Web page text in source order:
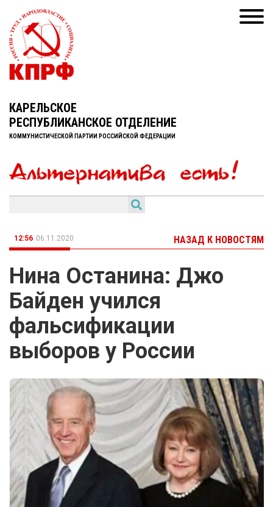
КАРЕЛЬСКОЕ
РЕСПУБЛИКАНСКОЕ ОТДЕЛЕНИЕ
КОММУНИСТИЧЕСКОЙ ПАРТИИ РОССИЙСКОЙ ФЕДЕРАЦИИ
12:56 06.11.2020 НАЗАД К НОВОСТЯМ
Нина Останина: Джо
Байден учился
фальсификации
выборов у России